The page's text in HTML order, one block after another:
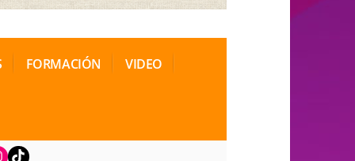
FORMACIÓN VIDEO
TikTok